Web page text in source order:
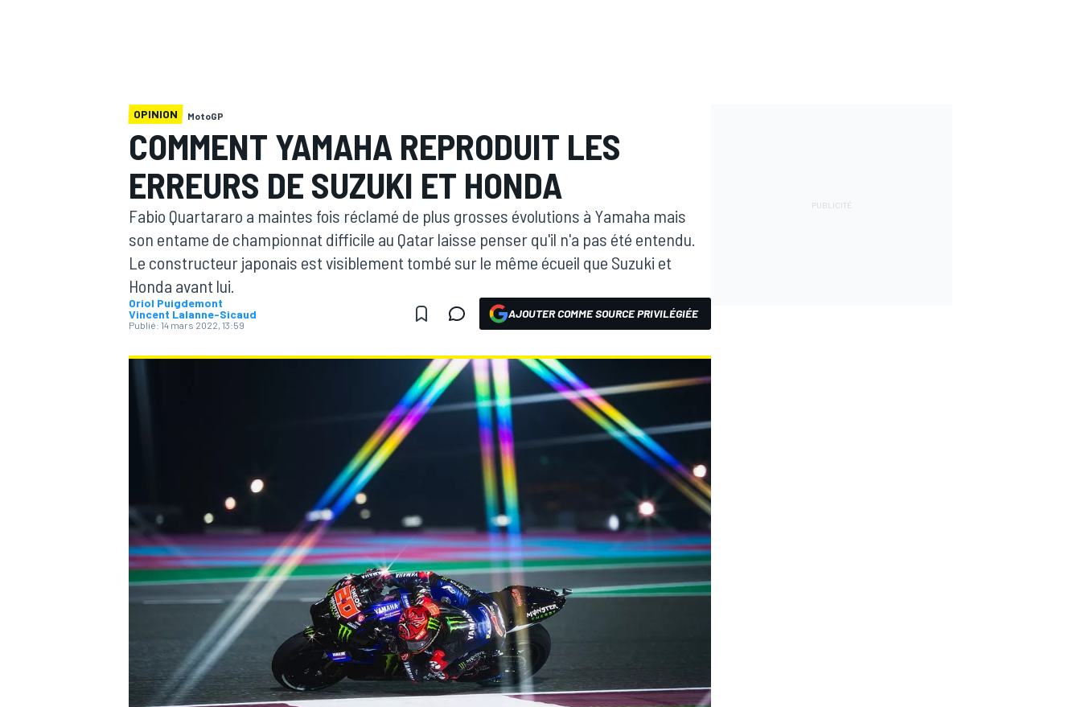
MOTOGP
OPINION MotoGP
COMMENT YAMAHA REPRODUIT LES
ERREURS DE SUZUKI ET HONDA
Fabio Quartararo a maintes fois réclamé de plus grosses évolutions à Yamaha mais
son entame de championnat difficile au Qatar laisse penser qu'il n'a pas été entendu.
Le constructeur japonais est visiblement tombé sur le même écueil que Suzuki et
Honda avant lui.
Oriol Puigdemont
Vincent Lalanne-Sicaud
Publié: 14 mars 2022, 13:59
AJOUTER COMME SOURCE PRIVILÉGIÉE